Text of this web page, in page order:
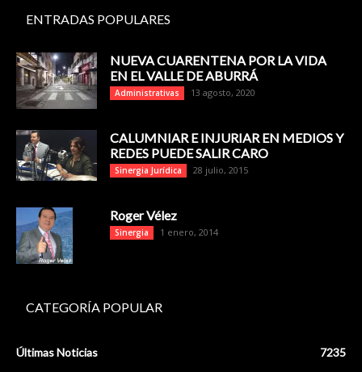
ENTRADAS POPULARES
NUEVA CUARENTENA POR LA VIDA
EN EL VALLE DE ABURRÁ
Administrativas 13 agosto, 2020
CALUMNIAR E INJURIAR EN MEDIOS Y
REDES PUEDE SALIR CARO
Sinergia Jurídica 28 julio, 2015
Roger Vélez
Sinergia 1 enero, 2014
CATEGORÍA POPULAR
Últimas Noticias
7235